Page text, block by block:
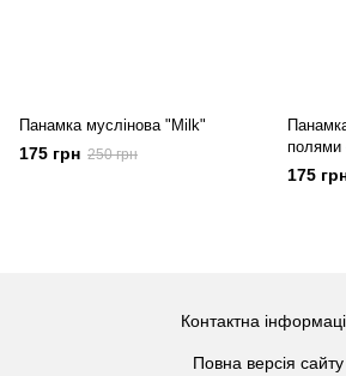
Панамка муслінова "Milk"
175 грн 250 грн
полями
175
Контактна
Повна версія сайту